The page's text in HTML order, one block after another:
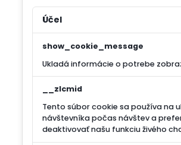
Účel
show_cookie_message
Ukladá informácie o potrebe
__zlcmid
Tento súbor cookie sa používa na
návštevníka počas návštev a
deaktivovať našu funkciu živého